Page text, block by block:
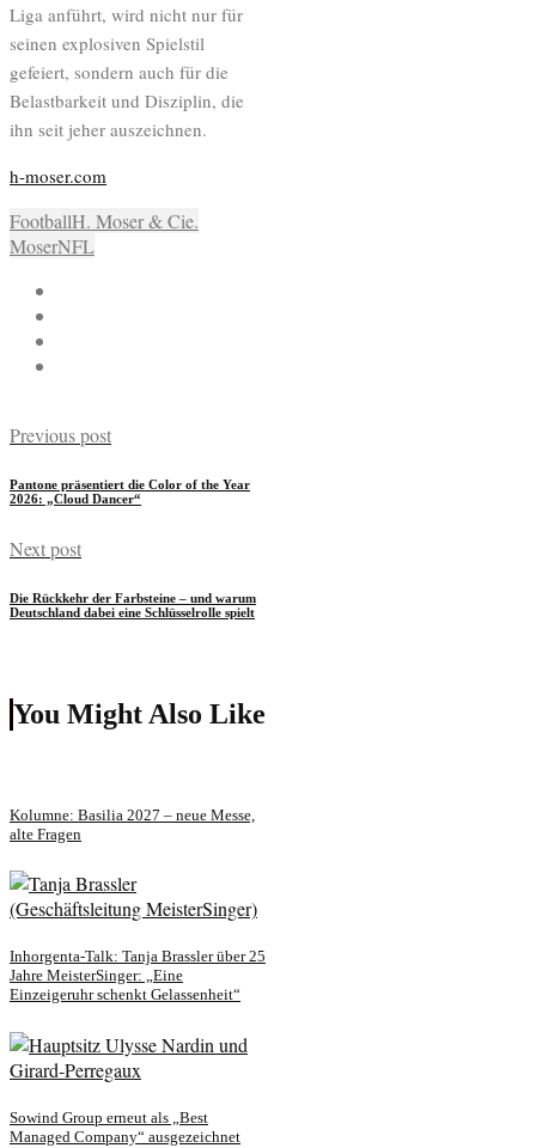
Liga anführt, wird nicht nur für
seinen explosiven Spielstil
gefeiert, sondern auch für die
Belastbarkeit und Disziplin, die
ihn seit jeher auszeichnen.
h-moser.com
FootballH. Moser & Cie.
MoserNFL
Previous post
Pantone präsentiert die Color of the Year
2026: „Cloud Dancer“
Next post
Die Rückkehr der Farbsteine – und warum
Deutschland dabei eine Schlüsselrolle spielt
You Might Also Like
Kolumne: Basilia 2027 – neue Messe,
alte Fragen
Inhorgenta-Talk: Tanja Brassler über 25
Jahre MeisterSinger: „Eine
Einzeigeruhr schenkt Gelassenheit“
Sowind Group erneut als „Best
Managed Company“ ausgezeichnet